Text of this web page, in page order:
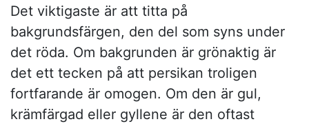
Det viktigaste är att titta på
bakgrundsfärgen, den del som syns under
det röda. Om bakgrunden är grönaktig är
det ett tecken på att persikan troligen
fortfarande är omogen. Om den är gul,
krämfärgad eller gyllene är den oftast